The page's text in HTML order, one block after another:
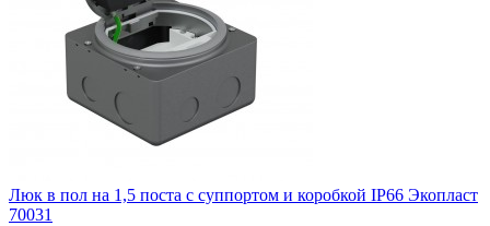
Люк в пол на 1,5 поста с суппортом и коробкой IP66 Экопласт
70031